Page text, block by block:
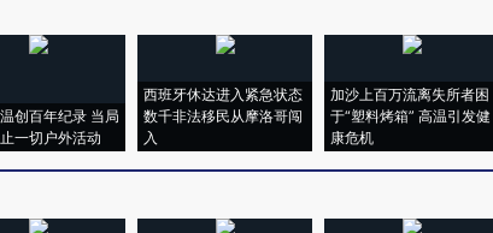
创百年纪录 当局
一切户外活动
西班牙休达进入紧急状态
数千非法移民从摩洛哥闯
入
加沙上百万流离失所者困
于“塑料烤箱” 高温引发健
康危机